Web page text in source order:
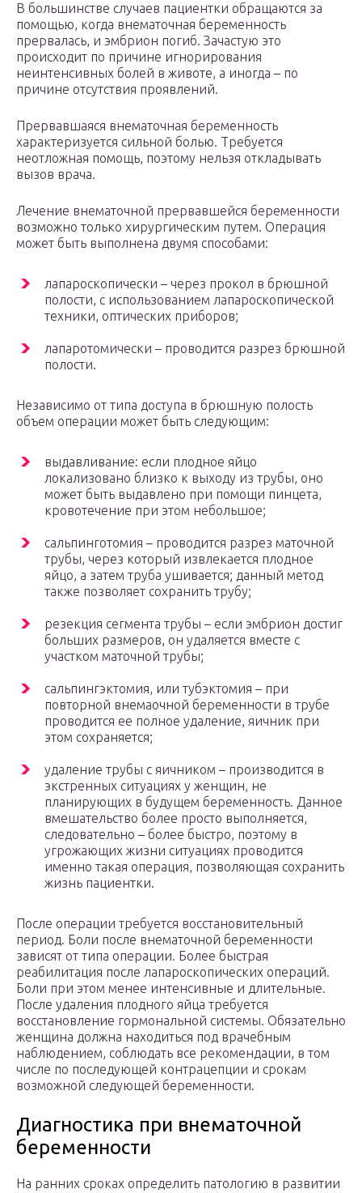
В большинстве случаев пациентки обращаются за
помощью, когда внематочная беременность
прервалась, и эмбрион погиб. Зачастую это
происходит по причине игнорирования
неинтенсивных болей в животе, а иногда – по
причине отсутствия проявлений.
Прервавшаяся внематочная беременность
характеризуется сильной болью. Требуется
неотложная помощь, поэтому нельзя откладывать
вызов врача.
Лечение внематочной прервавшейся беременности
возможно только хирургическим путем. Операция
может быть выполнена двумя способами:
лапароскопически – через прокол в брюшной
полости, с использованием лапароскопической
техники, оптических приборов;
лапаротомически – проводится разрез брюшной
полости.
Независимо от типа доступа в брюшную полость
объем операции может быть следующим:
выдавливание: если плодное яйцо
локализовано близко к выходу из трубы, оно
может быть выдавлено при помощи пинцета,
кровотечение при этом небольшое;
сальпинготомия – проводится разрез маточной
трубы, через который извлекается плодное
яйцо, а затем труба ушивается; данный метод
также позволяет сохранить трубу;
резекция сегмента трубы – если эмбрион достиг
больших размеров, он удаляется вместе с
участком маточной трубы;
сальпингэктомия, или тубэктомия – при
повторной внемаочной беременности в трубе
проводится ее полное удаление, яичник при
этом сохраняется;
удаление трубы с яичником – производится в
экстренных ситуациях у женщин, не
планирующих в будущем беременность. Данное
вмешательство более просто выполняется,
следовательно – более быстро, поэтому в
угрожающих жизни ситуациях проводится
именно такая операция, позволяющая сохранить
жизнь пациентки.
После операции требуется восстановительный
период. Боли после внематочной беременности
зависят от типа операции. Более быстрая
реабилитация после лапароскопических операций.
Боли при этом менее интенсивные и длительные.
После удаления плодного яйца требуется
восстановление гормональной системы. Обязательно
женщина должна находиться под врачебным
наблюдением, соблюдать все рекомендации, в том
числе по последующей контрацепции и срокам
возможной следующей беременности.
Диагностика при внематочной
беременности
На ранних сроках определить патологию в развитии